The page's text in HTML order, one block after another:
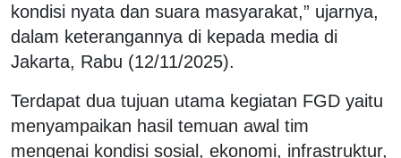
kondisi nyata dan suara masyarakat,” ujarnya,
dalam keterangannya di kepada media di
Jakarta, Rabu (12/11/2025).
Terdapat dua tujuan utama kegiatan FGD yaitu
menyampaikan hasil temuan awal tim
mengenai kondisi sosial, ekonomi, infrastruktur,